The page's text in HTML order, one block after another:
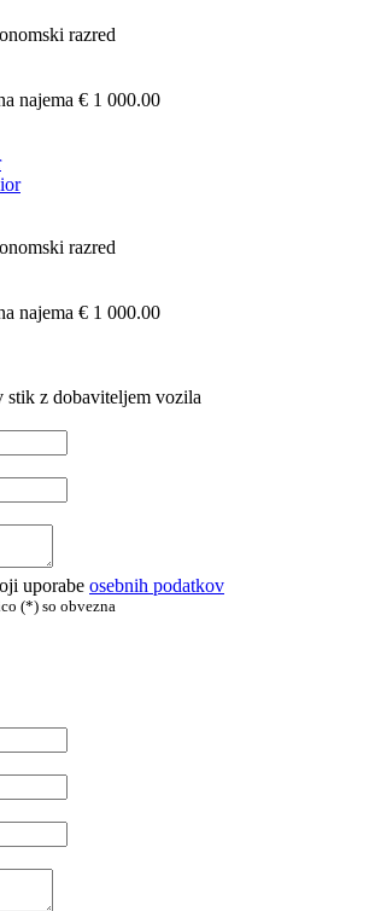
razred
najema € 1 000.00
razred
najema € 1 000.00
stik z dobaviteljem vozila
uporabe osebnih podatkov
(*) so obvezna